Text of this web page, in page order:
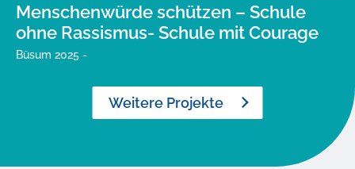
Menschenwürde schützen – Schule
ohne Rassismus- Schule mit Courage
Büsum 2025 -
Weitere Projekte